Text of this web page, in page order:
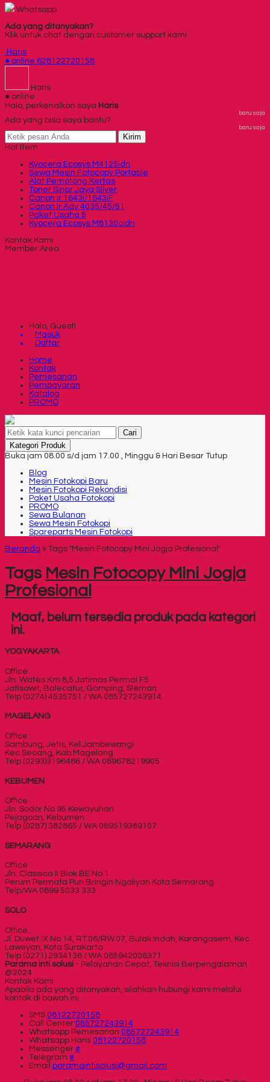
Whatsapp
Ada yang ditanyakan?
Klik untuk chat dengan customer support kami
Haris
● online 628122720158
Haris
● online
Halo, perkenalkan saya Haris
baru saja
Ada yang bisa saya bantu?
baru saja
Kirim
Hot Item
Kyocera Ecosys M4125idn
Sewa Mesin Fotocopy Portable
Alat Pemotong Kertas
Toner Sinar Jaya Silver
Canon Ir 1643i/1643iF
Canon Ir Adv 4035/45/51
Paket Usaha 5
Kyocera Ecosys M8130cidn
Kontak Kami
Member Area
Halo, Guest!
Masuk
Daftar
Home
Kontak
Pemesanan
Pembayaran
Katalog
PROMO
Cari
Kategori Produk
Buka jam 08.00 s/d jam 17.00 , Minggu & Hari Besar Tutup
Blog
Mesin Fotokopi Baru
Mesin Fotokopi Rekondisi
Paket Usaha Fotokopi
PROMO
Sewa Bulanan
Sewa Mesin Fotokopi
Spareparts Mesin Fotokopi
Beranda » Tags "Mesin Fotocopy Mini Jogja Profesional"
Tags Mesin Fotocopy Mini Jogja
Profesional
Maaf, belum tersedia produk pada kategori
ini.
YOGYAKARTA
Office :
Jln. Wates Km 8,5 Jatimas Permai F5
Jatisawit, Balecatur, Gamping, Sleman
Telp (0274) 4535751 / WA 085727243914
MAGELANG
Office :
Sambung, Jetis, Kel.Jambewangi
Kec.Secang, Kab.Magelang
Telp (0293)3196486 / WA 089678219905
KEBUMEN
Office :
Jln. Sodor No 95 Kewayuhan
Pejagoan, Kebumen
Telp (0287) 382865 / WA 089519389107
SEMARANG
Office :
Jln. Classica II Blok BE No.1
Perum Permata Puri Bringin Ngaliyan Kota Semarang
Telp/WA 0899 5033 333
SOLO
Office :
Jl. Duwet IX No.14, RT.06/RW.07, Bulak Indah, Karangasem, Kec.
Laweyan, Kota Surakarta
Telp (0271) 2934138 / WA 085942006371
Parama inti solusi - Pelayanan Cepat, Teknisi Berpengalaman
@2024
Kontak Kami
Apabila ada yang ditanyakan, silahkan hubungi kami melalui
kontak di bawah ini.
SMS 08122720158
Call Center 085727243914
Whatsapp Pemesanan 085727243914
Whatsapp Haris 08122720158
Messenger #
Telegram #
Email paramaintisolusi@gmail.com